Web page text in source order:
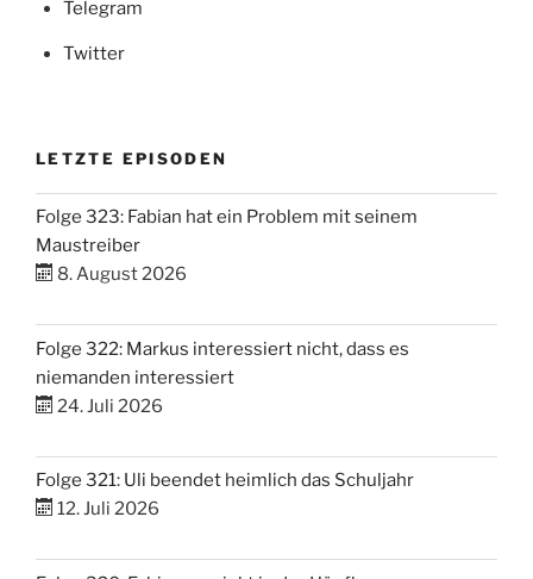
Telegram
Twitter
LETZTE EPISODEN
Folge 323: Fabian hat ein Problem mit seinem
Maustreiber
8. August 2026
Folge 322: Markus interessiert nicht, dass es
niemanden interessiert
24. Juli 2026
Folge 321: Uli beendet heimlich das Schuljahr
12. Juli 2026